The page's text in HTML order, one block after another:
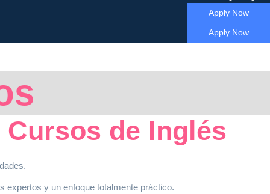
Apply Now
Apply Now
de Inglés
expertos y un enfoque totalmente práctico.